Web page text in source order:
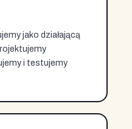
jako działającą
i testujemy